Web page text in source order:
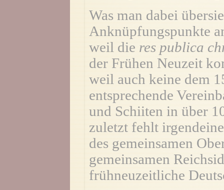
Was man dabei
Anknüpfungspunkte
weil die res publica
der Frühen Neuzeit
weil auch keine dem
entsprechende
und Schiiten in über
zuletzt fehlt
des gemeinsamen
gemeinsamen
frühneuzeitliche